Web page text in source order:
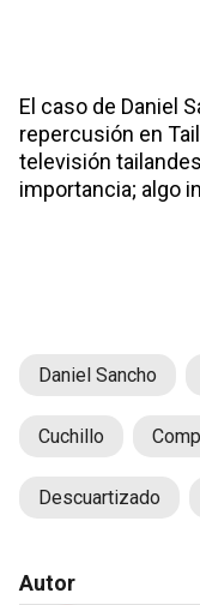
El caso de Daniel
repercusión en
televisión
importancia; algo
Daniel Sancho
Cuchillo
Descuartizado
Autor